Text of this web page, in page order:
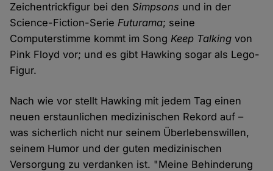
Zeichentrickfigur bei denSimpsons und in der
Science-Fiction-SerieFuturama; seine
Computerstimme kommt im SongKeep Talking von
Pink Floyd vor; und es gibt Hawking sogar als Lego-
Figur.
Nach wie vor stellt Hawking mit jedem Tag einen
neuen erstaunlichen medizinischen Rekord auf –
was sicherlich nicht nur seinem Überlebenswillen,
seinem Humor und der guten medizinischen
Versorgung zu verdanken ist. "Meine Behinderung